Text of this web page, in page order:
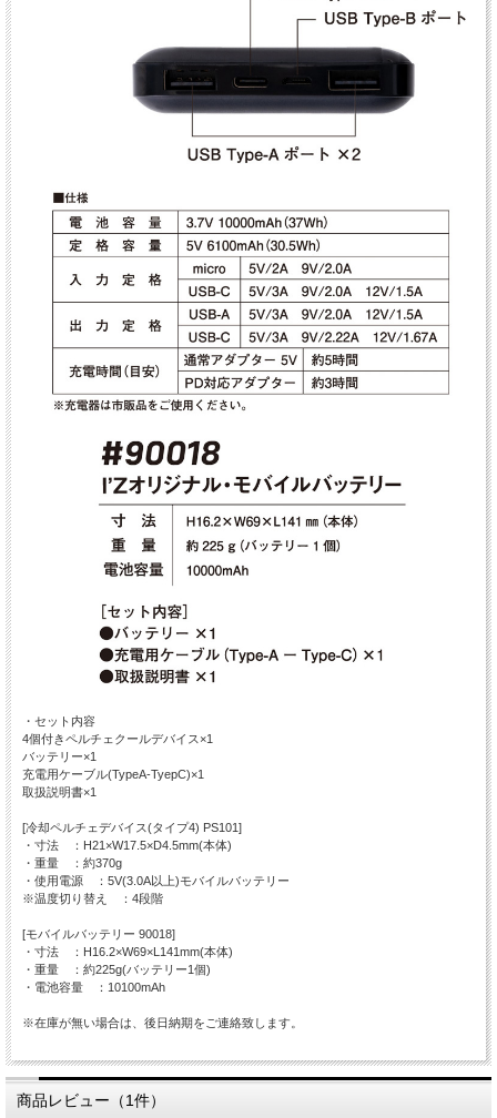
・セット内容
4個付きペルチェクールデバイス×1
バッテリー×1
充電用ケーブル(TypeA-TyepC)×1
取扱説明書×1
[冷却ペルチェデバイス(タイプ4) PS101]
・寸法 ：H21×W17.5×D4.5mm(本体)
・重量 ：約370g
・使用電源 ：5V(3.0A以上)モバイルバッテリー
※温度切り替え ：4段階
[モバイルバッテリー 90018]
・寸法 ：H16.2×W69×L141mm(本体)
・重量 ：約225g(バッテリー1個)
・電池容量 ：10100mAh
※在庫が無い場合は、後日納期をご連絡致します。
商品レビュー（1件）